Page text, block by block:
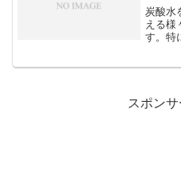
炭酸水
える様
す。特
スポン